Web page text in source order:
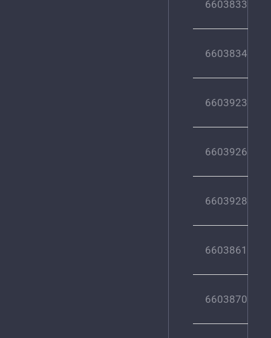
6603833
6603834
6603923
6603926
6603928
6603861
6603870